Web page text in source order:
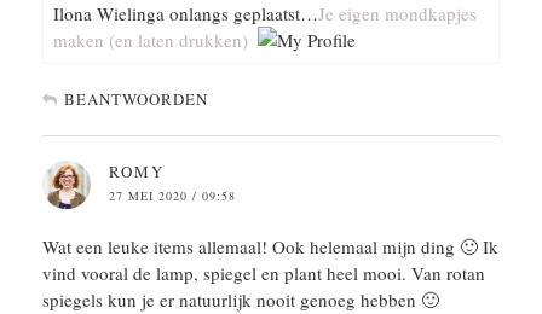
Ilona Wielinga onlangs geplaatst…Je eigen mondkapjes
maken (en laten drukken)
BEANTWOORDEN
ROMY
27 MEI 2020 / 09:58
Wat een leuke items allemaal! Ook helemaal mijn ding 🙂 Ik
vind vooral de lamp, spiegel en plant heel mooi. Van rotan
spiegels kun je er natuurlijk nooit genoeg hebben 🙂